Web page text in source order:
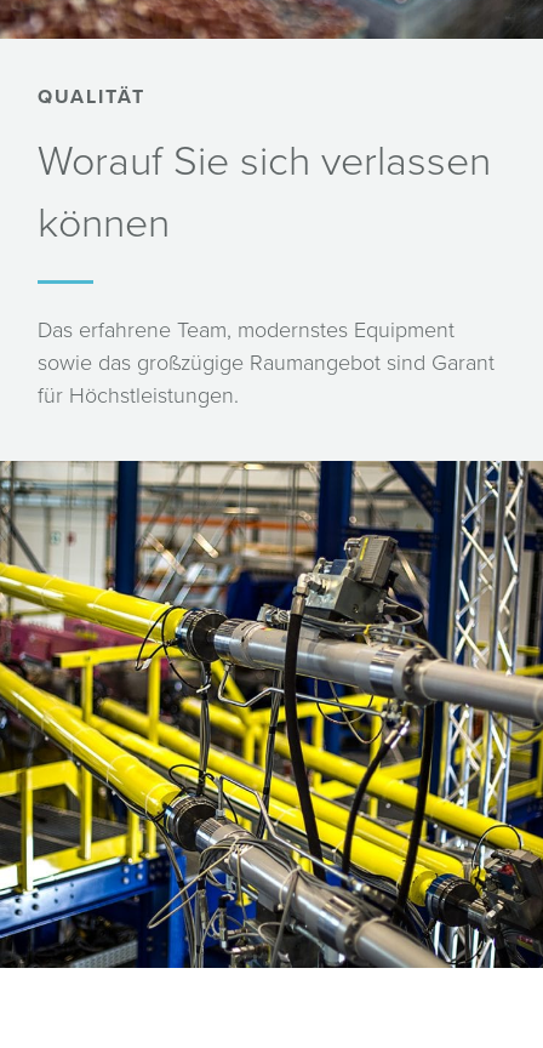
QUALITÄT
Worauf Sie sich verlassen
können
Das erfahrene Team, modernstes Equipment
sowie das großzügige Raumangebot sind Garant
für Höchstleistungen.